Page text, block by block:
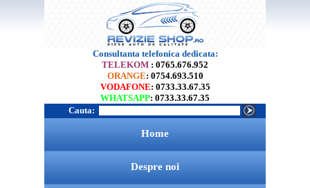
Consultanta telefonica dedicata:
TELEKOM : 0765.676.952
ORANGE: 0754.693.510
VODAFONE: 0733.33.67.35
WHATSAPP: 0733.33.67.35
Cauta:
Home
Despre noi